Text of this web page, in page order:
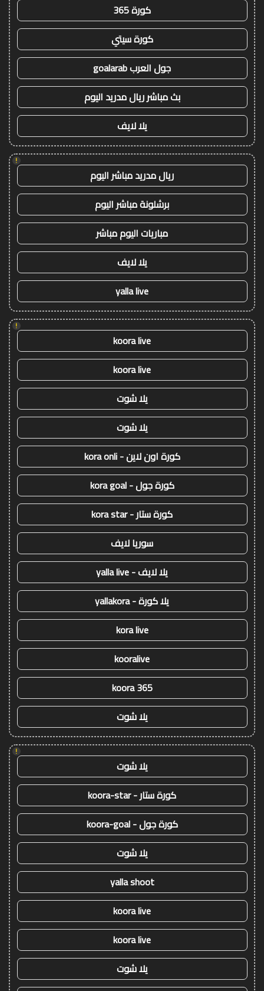
كورة 365
كورة سيتي
جول العرب goalarab
بث مباشر ريال مدريد اليوم
يلا لايف
!
ريال مدريد مباشر اليوم
برشلونة مباشر اليوم
مباريات اليوم مباشر
يلا لايف
yalla live
!
koora live
koora live
يلا شوت
يلا شوت
كورة اون لاين - kora onli
كورة جول - kora goal
كورة ستار - kora star
سوريا لايف
يلا لايف - yalla live
يلا كورة - yallakora
kora live
kooralive
koora 365
يلا شوت
!
يلا شوت
كورة ستار - koora-star
كورة جول - koora-goal
يلا شوت
yalla shoot
koora live
koora live
يلا شوت